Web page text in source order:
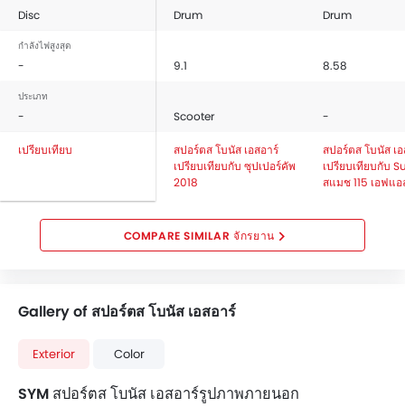
Disc Drum Drum
กำลังไฟสูงสุด
- 9.1 8.58
ประเภท
- Scooter -
เปรียบเทียบ
สปอร์ตส โบนัส เอสอาร์
เปรียบเทียบกับ ซุปเปอร์คัพ
2018
สปอร์ตส โบนัส เ
เปรียบเทียบกับ
สแมช 115 เอฟแอ
COMPARE SIMILAR จักรยาน
Gallery of สปอร์ตส โบนัส เอสอาร์
Exterior Color
SYM สปอร์ตส โบนัส เอสอาร์รูปภาพภายนอก